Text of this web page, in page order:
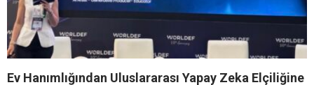
Ev Hanımlığından Uluslararası Yapay Zeka Elçiliğine